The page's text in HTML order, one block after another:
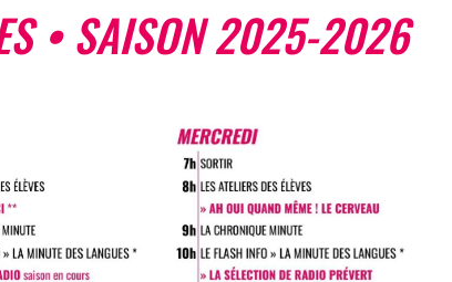
• SAISON 2025-2026